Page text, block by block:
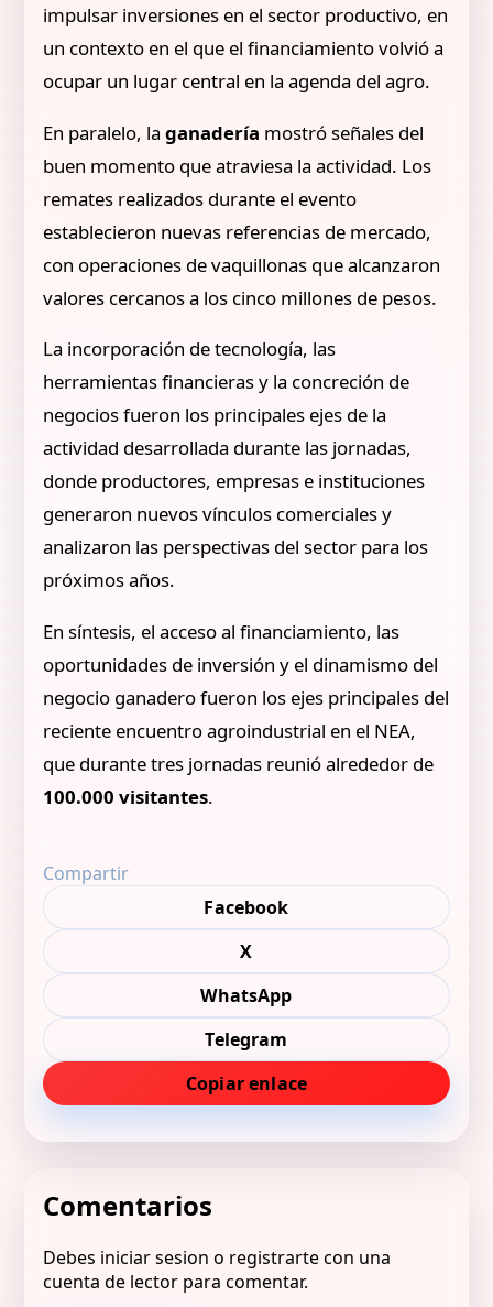
impulsar inversiones en el sector productivo, en
un contexto en el que el financiamiento volvió a
ocupar un lugar central en la agenda del agro.
En paralelo, laganadería mostró señales del
buen momento que atraviesa la actividad. Los
remates realizados durante el evento
establecieron nuevas referencias de mercado,
con operaciones de vaquillonas que alcanzaron
valores cercanos a los cinco millones de pesos.
La incorporación de tecnología, las
herramientas financieras y la concreción de
negocios fueron los principales ejes de la
actividad desarrollada durante las jornadas,
donde productores, empresas e instituciones
generaron nuevos vínculos comerciales y
analizaron las perspectivas del sector para los
próximos años.
En síntesis, el acceso al financiamiento, las
oportunidades de inversión y el dinamismo del
negocio ganadero fueron los ejes principales del
reciente encuentro agroindustrial en el NEA,
que durante tres jornadas reunió alrededor de
100.000 visitantes.
Compartir
Facebook
X
WhatsApp
Telegram
Copiar enlace
Comentarios
Debes iniciar sesion o registrarte con una
cuenta de lector para comentar.